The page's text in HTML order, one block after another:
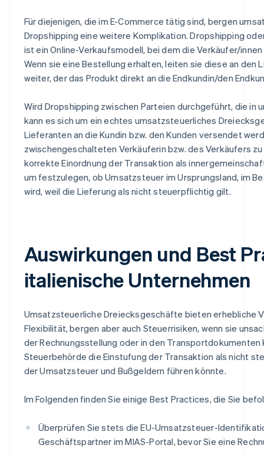
Für diejenigen, die im E-Commerce tätig sind, bergen
Dropshipping eine weitere Komplikation. Dropshipping
ist ein Online-Verkaufsmodell, bei dem die Verkäufer/
Wenn sie eine Bestellung erhalten, leiten sie diese an den
weiter, der das Produkt direkt an die Endkundin/den
Wird Dropshipping zwischen Parteien durchgeführt, die in
kann es sich um ein echtes umsatzsteuerliches
Lieferanten an die Kundin bzw. den Kunden versendet
zwischengeschalteten Verkäuferin bzw. des Verkäufers
korrekte Einordnung der Transaktion als
um festzulegen, ob Umsatzsteuer im Ursprungsland, im
wird, weil die Lieferung als nicht steuerpflichtig gilt.
Auswirkungen und Best
italienische Unternehmen
Umsatzsteuerliche Dreiecksgeschäfte bieten erhebliche
Flexibilität, bergen aber auch Steuerrisiken, wenn sie
der Rechnungsstellung oder in den
Steuerbehörde die Einstufung der Transaktion als nicht
der Umsatzsteuer und Bußgeldern führen könnte.
Im Folgenden finden Sie einige Best Practices, die Sie
Überprüfen Sie stets die EU-Umsatzsteuer-
Geschäftspartner im MIAS-Portal, bevor Sie eine